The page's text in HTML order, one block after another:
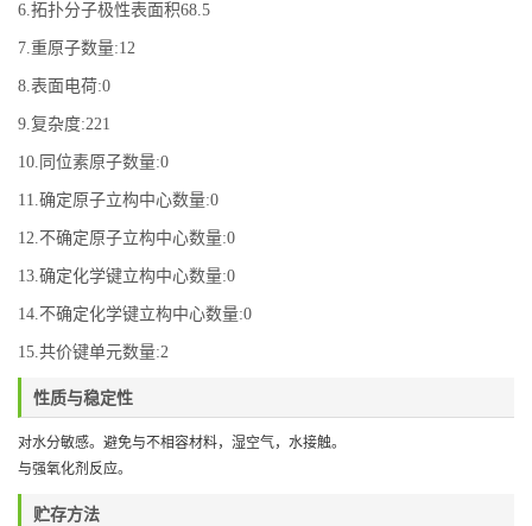
6.拓扑分子极性表面积68.5
7.重原子数量:12
8.表面电荷:0
9.复杂度:221
10.同位素原子数量:0
11.确定原子立构中心数量:0
12.不确定原子立构中心数量:0
13.确定化学键立构中心数量:0
14.不确定化学键立构中心数量:0
15.共价键单元数量:2
性质与稳定性
对水分敏感。避免与不相容材料，湿空气，水接触。
与强氧化剂反应。
贮存方法